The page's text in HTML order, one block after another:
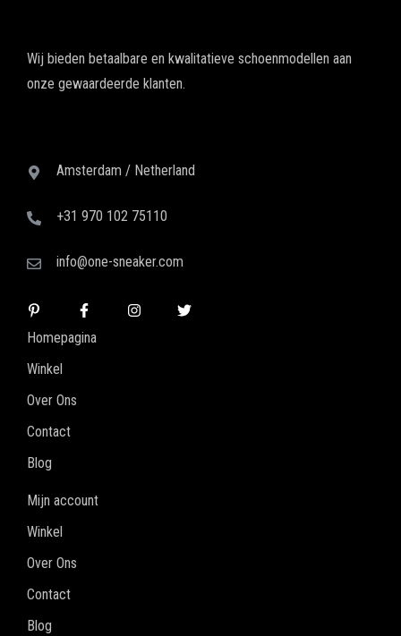
Wij bieden betaalbare en kwalitatieve schoenmodellen aan
onze gewaardeerde klanten.
Amsterdam / Netherland
+31 970 102 75110
info@one-sneaker.com
Homepagina
Winkel
Over Ons
Contact
Blog
Mijn account
Winkel
Over Ons
Contact
Blog